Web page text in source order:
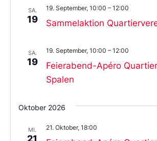
SA.
19 Sammelaktion
19. September, 10:00 – 12:00
SA.
19
Feierabend-Apéro
Spalen
19. September, 10:00 – 12:00
Oktober 2026
MI.
21
21. Oktober, 18:00